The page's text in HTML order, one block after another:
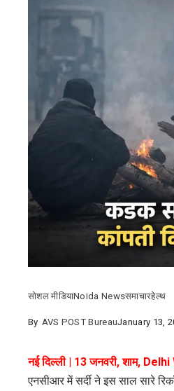
सोशल मीडियाNoida Newsसमाचारहेल्थ
By AVS POST BureauJanuary 13,
नई दिल्ली | 13 जनवरी, शाम,
एनसीआर में सर्दी ने इस साल सारे